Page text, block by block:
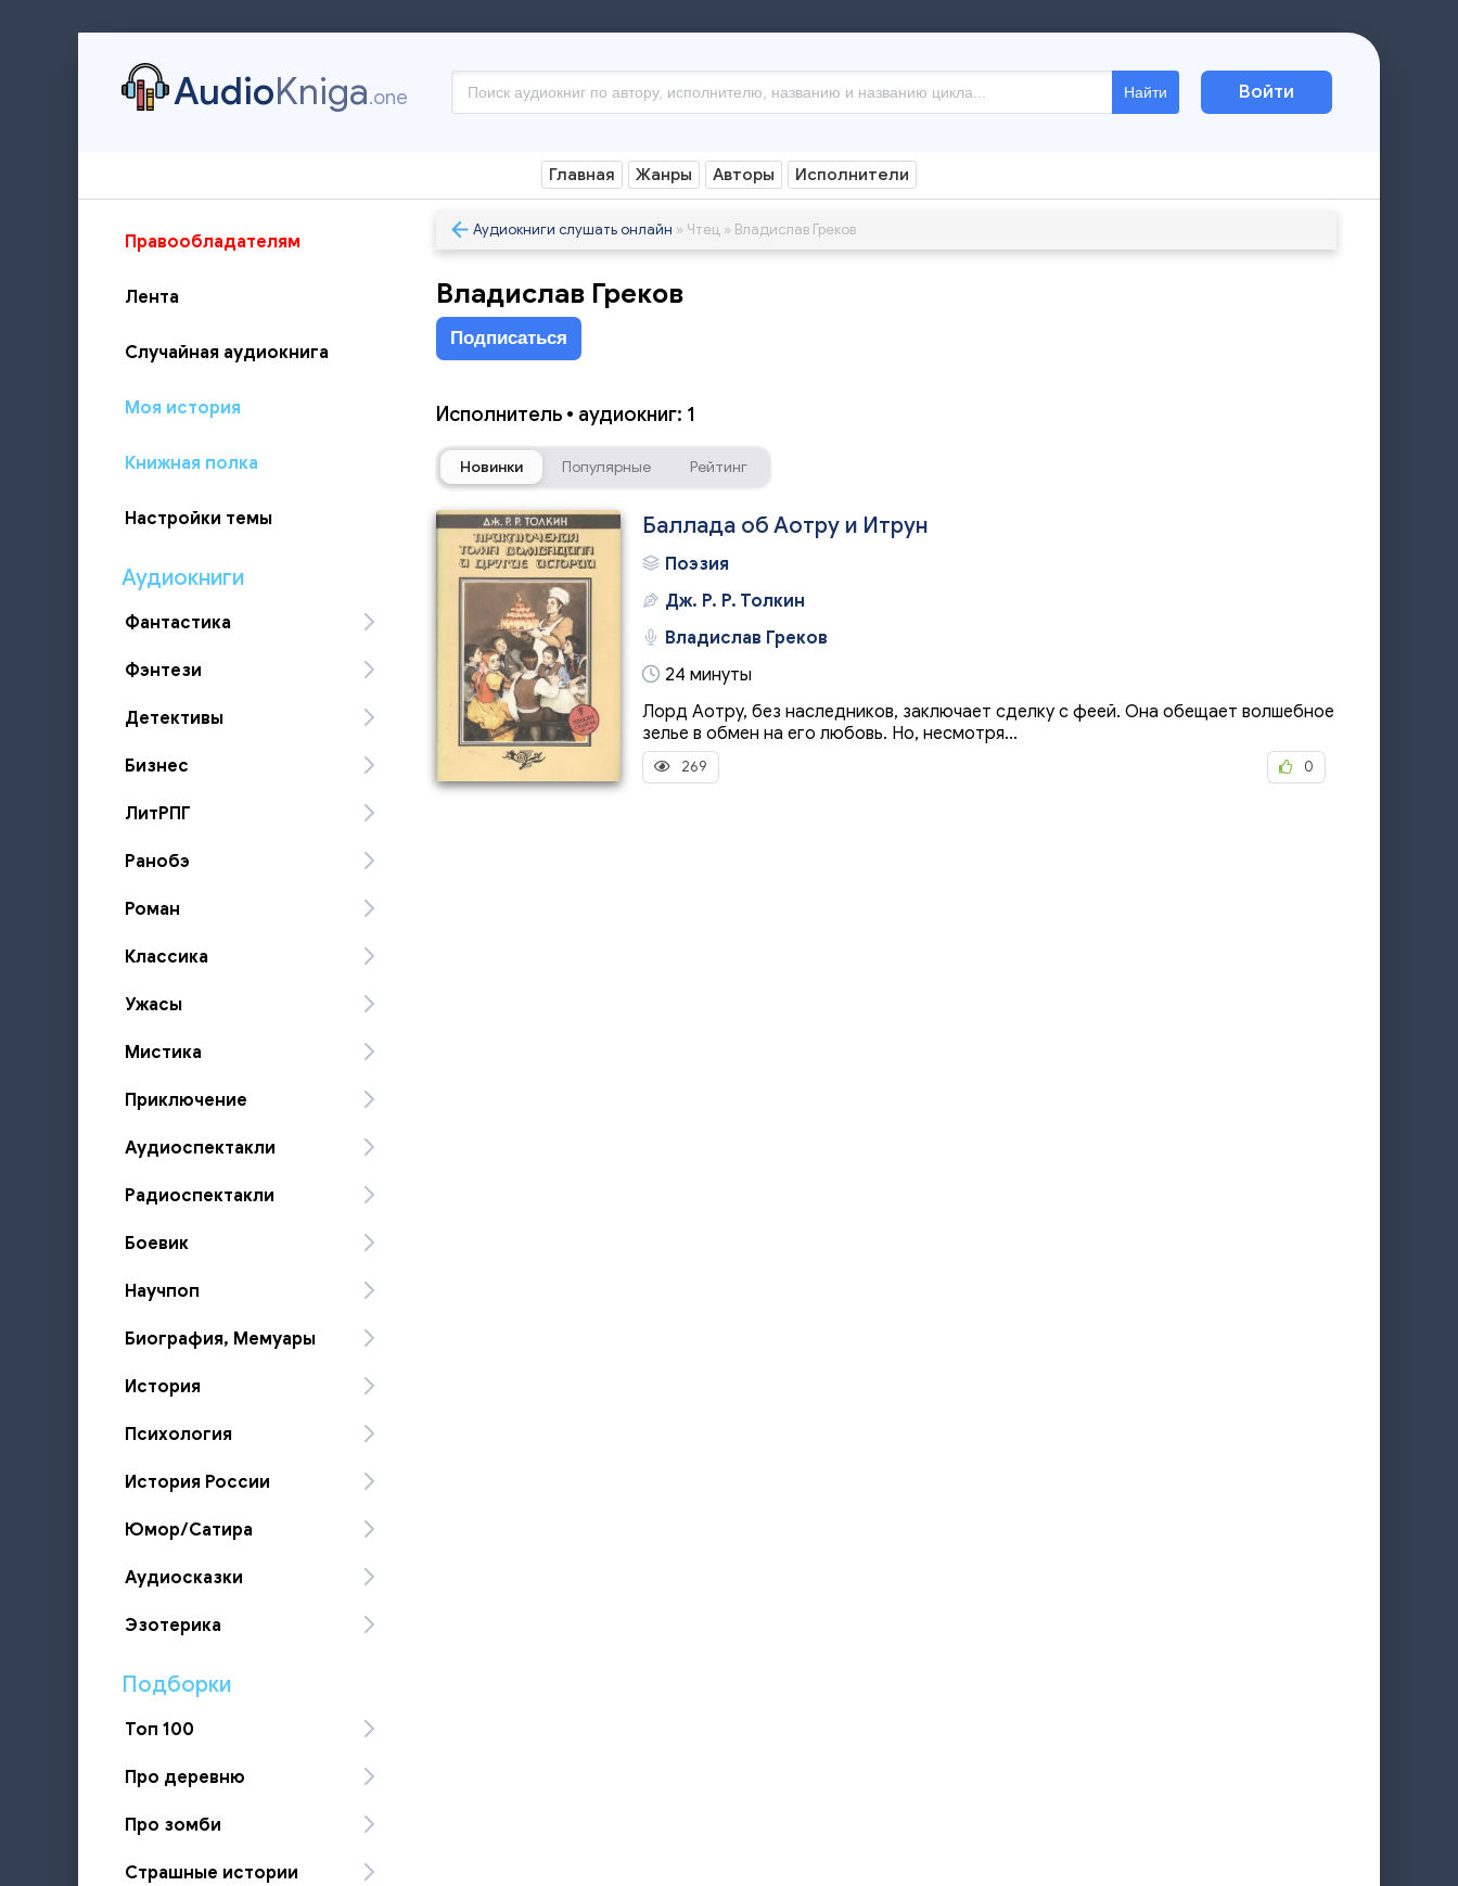
AudioKniga.one Найти Войти
Главная Жанры Авторы Исполнители
Правообладателям
Лента
Случайная аудиокнига
Моя история
Книжная полка
Настройки темы
Аудиокниги
Фантастика
Фэнтези
Детективы
Бизнес
ЛитРПГ
Ранобэ
Роман
Классика
Ужасы
Мистика
Приключение
Аудиоспектакли
Радиоспектакли
Боевик
Научпоп
Биография, Мемуары
История
Психология
История России
Юмор/Сатира
Аудиосказки
Эзотерика
Подборки
Топ 100
Про деревню
Про зомби
Страшные истории
Аудиокниги слушать онлайн » Чтец » Владислав Греков
Владислав Греков
Подписаться
Исполнитель • аудиокниг: 1
Новинки Популярные Рейтинг
Баллада об Аотру и Итрун
Поэзия
Дж. Р. Р. Толкин
Владислав Греков
24 минуты
Лорд Аотру, без наследников, заключает сделку с феей. Она обещает волшебное
зелье в обмен на его любовь. Но, несмотря...
269 0